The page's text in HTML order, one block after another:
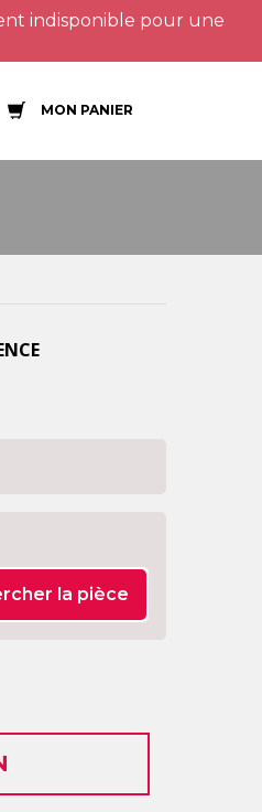
indisponible pour une
MON PANIER
la pièce